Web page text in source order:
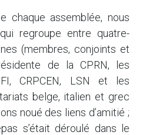
chaque assemblée, nous
regroupe entre quatre-
(membres, conjoints et
de la CPRN, les
CRPCEN, LSN et les
belge, italien et grec
noué des liens d’amitié ;
s’était déroulé dans le